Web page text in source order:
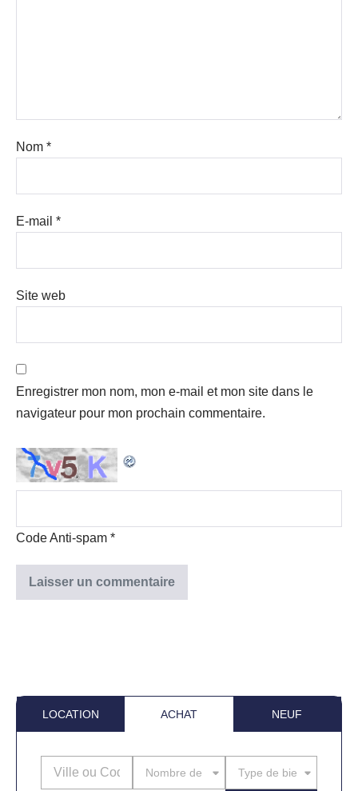
Nom *
E-mail *
Site web
Enregistrer mon nom, mon e-mail et mon site dans le
navigateur pour mon prochain commentaire.
Code Anti-spam *
LOCATION ACHAT NEUF
Nombre de piècesType de bien